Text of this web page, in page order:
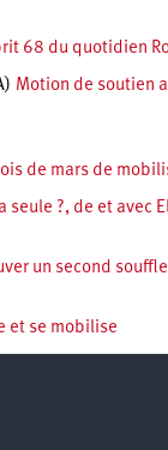
68 du quotidien
Motion de soutien
de mars de
seule ?, de et avec
un second
et se mobilise